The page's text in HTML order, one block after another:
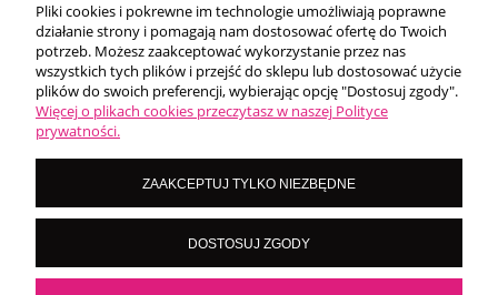
WARUNKI ZAKUPÓW
MOJE KONTO
O NAS
LoversNails Paulina Wiktorowicz | Brzozowa 7, 05-300 Targówka, woj
mazowieckie | NIP: 8222395546
Kontakt pn - pt: 8:00 - 16:00 |importmistewiczpartners@gmail.com
Pliki cookies i pokrewne im technologie umożliwiają poprawne
działanie strony i pomagają nam dostosować ofertę do Twoich
potrzeb. Możesz zaakceptować wykorzystanie przez nas
wszystkich tych plików i przejść do sklepu lub dostosować użycie
plików do swoich preferencji, wybierając opcję "Dostosuj zgody".
Więcej o plikach cookies przeczytasz w naszej Polityce
prywatności.
ZAAKCEPTUJ TYLKO NIEZBĘDNE
DOSTOSUJ ZGODY